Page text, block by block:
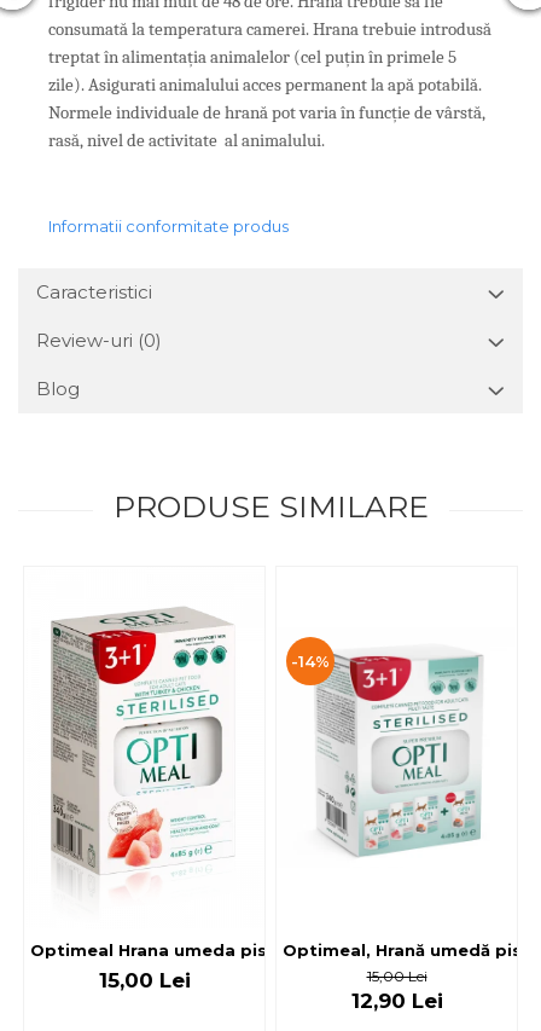
consumată la temperatura camerei. Hrana trebuie introdusă
treptat în alimentația animalelor (cel puțin în primele 5
zile). Asigurati animalului acces permanent la apă potabilă.
Normele individuale de hrană pot varia în funcție de vârstă,
rasă, nivel de activitate al animalului.
Informatii conformitate produs
Caracteristici
Review-uri (0)
Blog
PRODUSE SIMILARE
Optimeal Hrana umeda pisici
15,00 Lei
-14%
Optimeal, Hrană umedă
15,00 Lei
12,90 Lei